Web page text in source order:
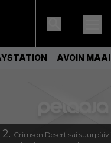
AVOIN
2. Crimson Desert sai